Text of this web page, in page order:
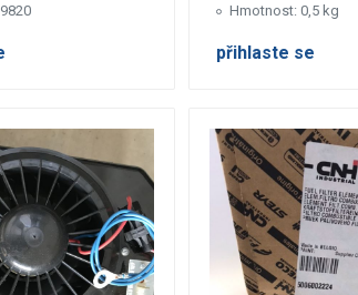
Hmotnost: 0,5 kg
přihlaste se